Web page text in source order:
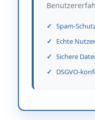
Spam-
Echte Nutzer
Sichere
DSGVO-